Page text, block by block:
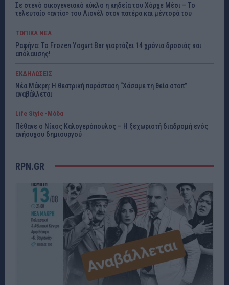
Σε στενό οικογενειακό κύκλο η κηδεία του Χόρχε Μέσι – Το
τελευταίο «αντίο» του Λιονέλ στον πατέρα και μέντορά του
ΤΟΠΙΚΑ ΝΕΑ
Ραφήνα: Το Frozen Yogurt Bar γιορτάζει 14 χρόνια δροσιάς και
απόλαυσης!
ΕΚΔΗΛΩΣΕΙΣ
Νέα Μάκρη: Η θεατρική παράσταση “Χάσαμε τη θεία στοπ”
αναβάλλεται
Life Style -Μόδα
Πέθανε ο Νίκος Καλογερόπουλος – Η ξεχωριστή διαδρομή ενός
ανήσυχου δημιουργού
RPN.GR